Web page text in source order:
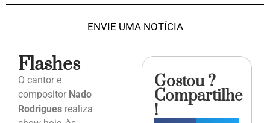
ENVIE UMA NOTÍCIA
Flashes
O cantor e
compositor Nado
Rodrigues realiza
Gostou ?
Compartilhe
!